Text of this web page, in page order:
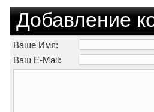
Добавление
Ваше Имя:
Ваш E-Mail: